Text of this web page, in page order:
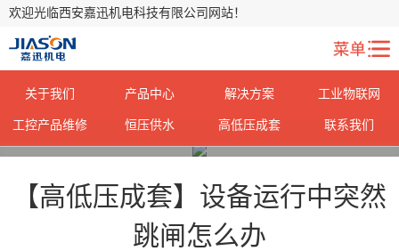
欢迎光临西安嘉迅机电科技有限公司网站！
关于我们 产品中心 解决方案 工业物联网
工控产品维修 恒压供水 高低压成套
联系我们
【高低压成套】设备运行中突然
跳闸怎么办